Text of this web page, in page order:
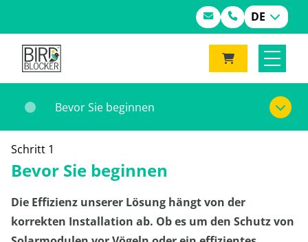
DE
Bevor Sie beginnen
Schritt 1
Bevor Sie beginnen
Die Effizienz unserer Lösung hängt von der
korrekten Installation ab. Ob es um den Schutz von